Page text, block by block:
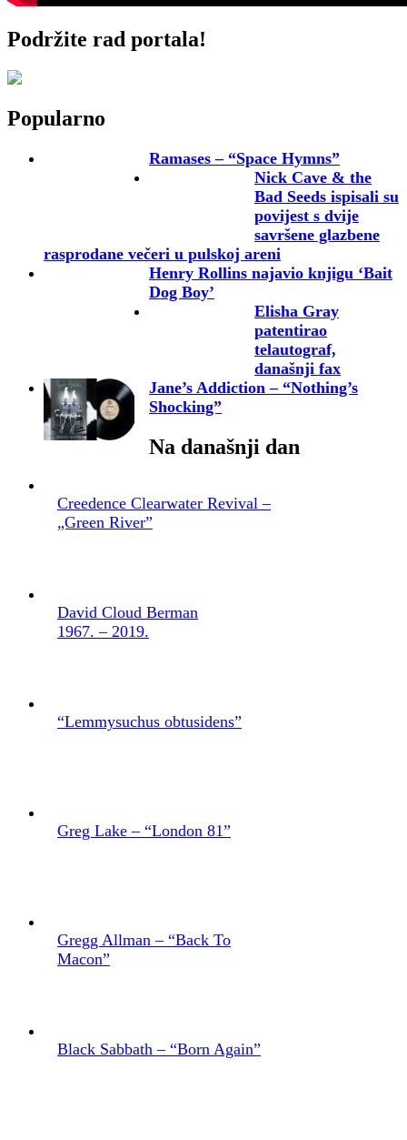
Podržite rad portala!
Popularno
Ramases – “Space Hymns”
Nick Cave & the
Bad Seeds ispisali su
povijest s dvije
savršene glazbene
rasprodane večeri u pulskoj areni
Henry Rollins najavio knjigu ‘Bait
Dog Boy’
Elisha Gray
patentirao
telautograf,
današnji fax
Jane’s Addiction – “Nothing’s
Shocking”
Na današnji dan
Creedence Clearwater Revival –
„Green River”
David Cloud Berman
1967. – 2019.
“Lemmysuchus obtusidens”
Greg Lake – “London 81”
Gregg Allman – “Back To
Macon”
Black Sabbath – “Born Again”